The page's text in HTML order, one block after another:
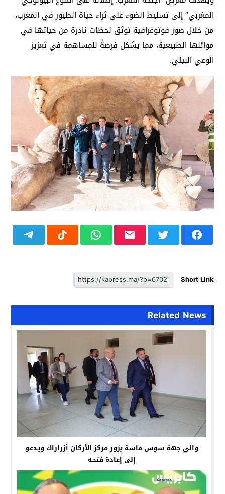
المغربي” إلى تسليط الضوء على ثراء حياة الطيور في المغرب،
من خلال صور فوتوغرافية توثق لحظات نادرة من حياتها في
موائلها الطبيعية، مما يشكل فرصةً للمساهمة في تعزيز
الوعي البيئي.
Short Link
Related News
والي جهة سوس ماسة يزور مركز الأركان أزراراك ويدعو
إلى إعادة فتحه